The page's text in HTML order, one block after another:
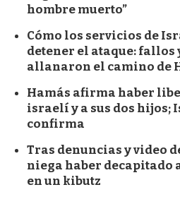
hombre muerto”
Cómo los servicios de
detener el ataque: fallos
allanaron el camino de
Hamás afirma haber
israelí y a sus dos hijos;
confirma
Tras denuncias y video
niega haber decapitado
en un kibutz